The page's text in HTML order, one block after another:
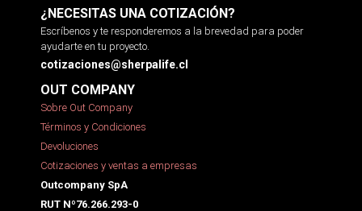
¿NECESITAS UNA COTIZACIÓN?
Escríbenos y te responderemos a la brevedad para poder
ayudarte en tu proyecto.
cotizaciones@sherpalife.cl
OUT COMPANY
Sobre Out Company
Términos y Condiciones
Devoluciones
Cotizaciones y ventas a empresas
Outcompany SpA
RUT Nº76.266.293-0